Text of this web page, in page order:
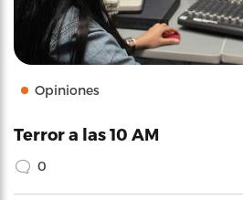
Opiniones
Terror a las 10 AM
0